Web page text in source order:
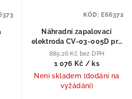
Náhradní zapalovací
elektroda CV-03-005D pro
toaletu Cinderella
889,26 Kč bez DPH
1 076 Kč / ks
Není skladem (dodání na
vyžádání)
KÓD: E66372